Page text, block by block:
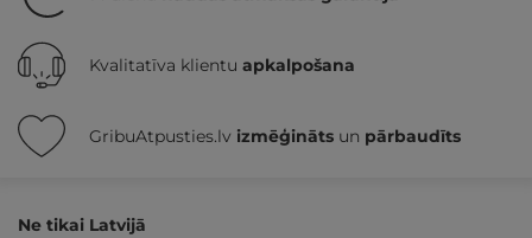
Kvalitatīva klientu apkalpošana
GribuAtpusties.lv izmēģināts un pārbaudīts
Ne tikai Latvijā